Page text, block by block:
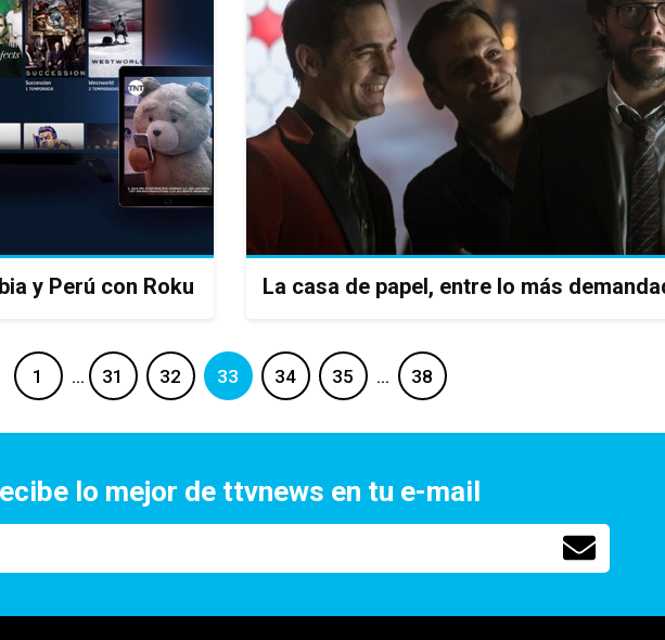
y Perú con Roku La casa de papel, entre lo más
1 … 31 32 33 34 35 … 38
lo mejor de ttvnews en tu e-mail